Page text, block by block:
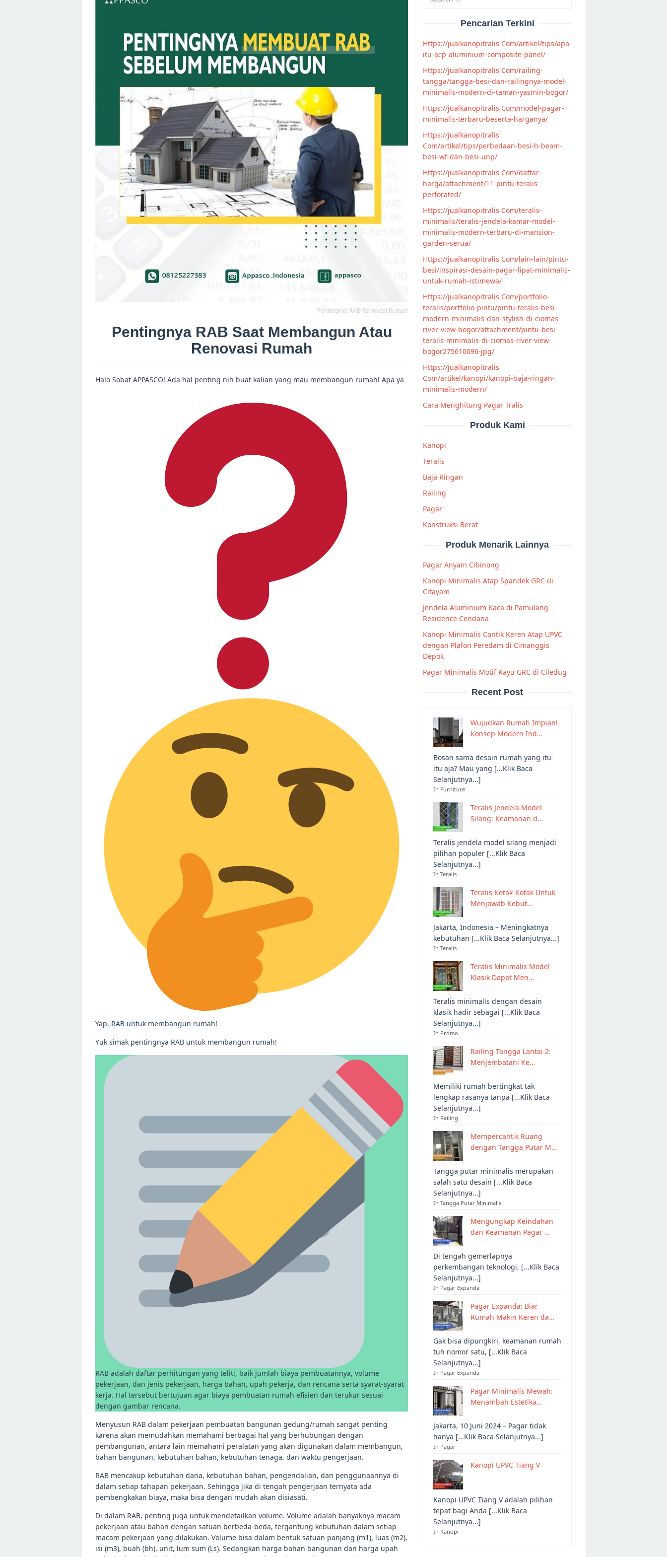
Pentingnya RAB Renovasi Rumah
Pentingnya RAB Saat Membangun Atau
Renovasi Rumah
Halo Sobat APPASCO! Ada hal penting nih buat kalian yang mau membangun rumah! Apa ya
Yap, RAB untuk membangun rumah!
Yuk simak pentingnya RAB untuk membangun rumah!
RAB adalah daftar perhitungan yang teliti, baik jumlah biaya pembuatannya, volume
pekerjaan, dan jenis pekerjaan, harga bahan, upah pekerja, dan rencana serta syarat-syarat
kerja. Hal tersebut bertujuan agar biaya pembuatan rumah efisien dan terukur sesuai
dengan gambar rencana.
Menyusun RAB dalam pekerjaan pembuatan bangunan gedung/rumah sangat penting
karena akan memudahkan memahami berbagai hal yang berhubungan dengan
pembangunan, antara lain memahami peralatan yang akan digunakan dalam membangun,
bahan bangunan, kebutuhan bahan, kebutuhan tenaga, dan waktu pengerjaan.
RAB mencakup kebutuhan dana, kebutuhan bahan, pengendalian, dan penggunaannya di
dalam setiap tahapan pekerjaan. Sehingga jika di tengah pengerjaan ternyata ada
pembengkakan biaya, maka bisa dengan mudah akan disiasati.
Di dalam RAB, penting juga untuk mendetailkan volume. Volume adalah banyaknya macam
pekerjaan atau bahan dengan satuan berbeda-beda, tergantung kebutuhan dalam setiap
macam pekerjaan yang dilakukan. Volume bisa dalam bentuk satuan panjang (m1), luas (m2),
isi (m3), buah (bh), unit, lum sum (Ls). Sedangkan harga bahan bangunan dan harga upah
for:
Pencarian Terkini
Https://jualkanopitralis Com/artikel/tips/apa-
itu-acp-aluminium-composite-panel/
Https://jualkanopitralis Com/railing-
tangga/tangga-besi-dan-railingnya-model-
minimalis-modern-di-taman-yasmin-bogor/
Https://jualkanopitralis Com/model-pagar-
minimalis-terbaru-beserta-harganya/
Https://jualkanopitralis
Com/artikel/tips/perbedaan-besi-h-beam-
besi-wf-dan-besi-unp/
Https://jualkanopitralis Com/daftar-
harga/attachment/11-pintu-teralis-
perforated/
Https://jualkanopitralis Com/teralis-
minimalis/teralis-jendela-kamar-model-
minimalis-modern-terbaru-di-mansion-
garden-serua/
Https://jualkanopitralis Com/lain-lain/pintu-
besi/inspirasi-desain-pagar-lipat-minimalis-
untuk-rumah-istimewa/
Https://jualkanopitralis Com/portfolio-
teralis/portfolio-pintu/pintu-teralis-besi-
modern-minimalis-dan-stylish-di-ciomas-
river-view-bogor/attachment/pintu-besi-
teralis-minimalis-di-ciomas-river-view-
bogor275610096-jpg/
Https://jualkanopitralis
Com/artikel/kanopi/kanopi-baja-ringan-
minimalis-modern/
Cara Menghitung Pagar Tralis
Produk Kami
Kanopi
Teralis
Baja Ringan
Railing
Pagar
Konstruksi Berat
Produk Menarik Lainnya
Pagar Anyam Cibinong
Kanopi Minimalis Atap Spandek GRC di
Citayam
Jendela Aluminium Kaca di Pamulang
Residence Cendana
Kanopi Minimalis Cantik Keren Atap UPVC
dengan Plafon Peredam di Cimanggis
Depok
Pagar Minimalis Motif Kayu GRC di Ciledug
Recent Post
Wujudkan Rumah Impian!
Konsep Modern Ind…
Bosan sama desain rumah yang itu-
itu aja? Mau yang [...Klik Baca
Selanjutnya...]
In Furniture
Teralis Jendela Model
Silang: Keamanan d…
Teralis jendela model silang menjadi
pilihan populer [...Klik Baca
Selanjutnya...]
In Teralis
Teralis Kotak-Kotak Untuk
Menjawab Kebut…
Jakarta, Indonesia – Meningkatnya
kebutuhan [...Klik Baca Selanjutnya...]
In Teralis
Teralis Minimalis Model
Klasik Dapat Men…
Teralis minimalis dengan desain
klasik hadir sebagai [...Klik Baca
Selanjutnya...]
In Promo
Railing Tangga Lantai 2:
Menjembatani Ke…
Memiliki rumah bertingkat tak
lengkap rasanya tanpa [...Klik Baca
Selanjutnya...]
In Railing
Mempercantik Ruang
dengan Tangga Putar M…
Tangga putar minimalis merupakan
salah satu desain [...Klik Baca
Selanjutnya...]
In Tangga Putar Minimalis
Mengungkap Keindahan
dan Keamanan Pagar …
Di tengah gemerlapnya
perkembangan teknologi, [...Klik Baca
Selanjutnya...]
In Pagar Expanda
Pagar Expanda: Biar
Rumah Makin Keren da…
Gak bisa dipungkiri, keamanan rumah
tuh nomor satu, [...Klik Baca
Selanjutnya...]
In Pagar Expanda
Pagar Minimalis Mewah:
Menambah Estetika…
Jakarta, 10 Juni 2024 – Pagar tidak
hanya [...Klik Baca Selanjutnya...]
In Pagar
Kanopi UPVC Tiang V
Kanopi UPVC Tiang V adalah pilihan
tepat bagi Anda [...Klik Baca
Selanjutnya...]
In Kanopi